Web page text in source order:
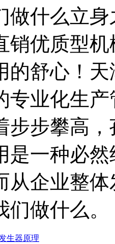
做什么立
销优质型
的舒心！
专业化生
步步攀高
是一种必
从企业整
做什么。
生器原理